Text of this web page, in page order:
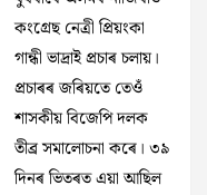
কংগ্ৰেছ নেত্ৰী প্ৰিয়ংকা
গান্ধী ভাদ্ৰাই প্ৰচাৰ চলায়।
প্ৰচাৰৰ জৰিয়তে তেওঁ
শাসকীয় বিজেপি দলক
তীব্ৰ সমালোচনা কৰে। ৩৯
দিনৰ ভিতৰত এয়া আছিল